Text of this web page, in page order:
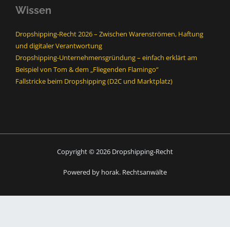
Wissen
Dropshipping-Recht 2026 – Zwischen Warenströmen, Haftung
und digitaler Verantwortung
Dropshipping-Unternehmensgründung – einfach erklärt am
Beispiel von Tom & dem „Fliegenden Flamingo“
Fallstricke beim Dropshipping (D2C und Marktplatz)
Copyright © 2026 Dropshipping-Recht
Powered by horak. Rechtsanwälte